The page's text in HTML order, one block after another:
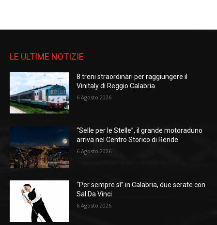
LE ULTIME NOTIZIE
8 treni straordinari per raggiungere il
Vinitaly di Reggio Calabria
6 Agosto 2026
“Selle per le Stelle”, il grande motoraduno
arriva nel Centro Storico di Rende
6 Agosto 2026
“Per sempre sì” in Calabria, due serate con
Sal Da Vinci
6 Agosto 2026